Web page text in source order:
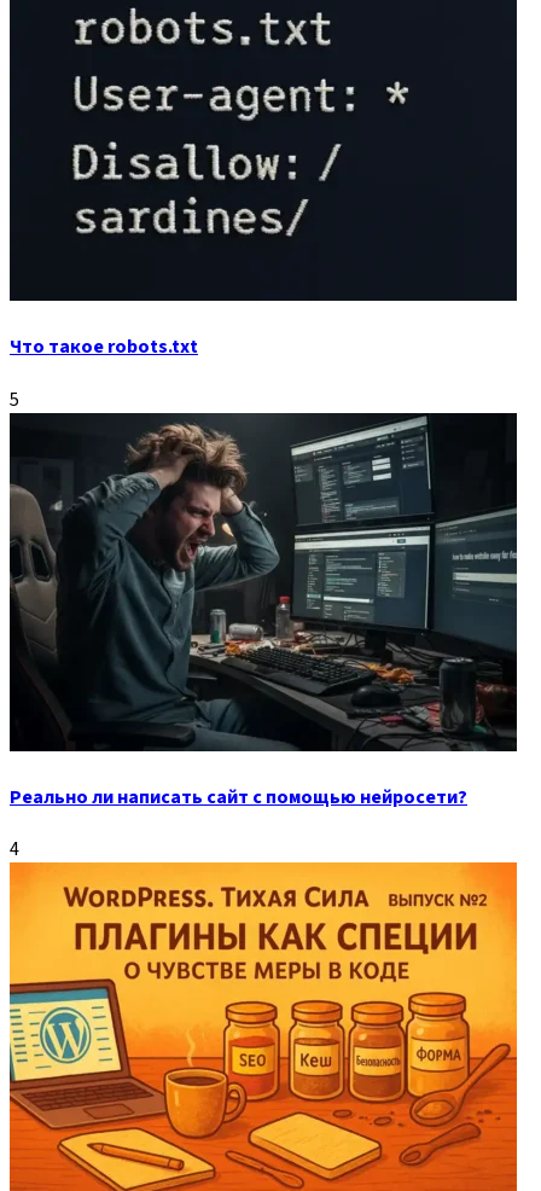
Что такое robots.txt
5
Реально ли написать сайт с помощью нейросети?
4